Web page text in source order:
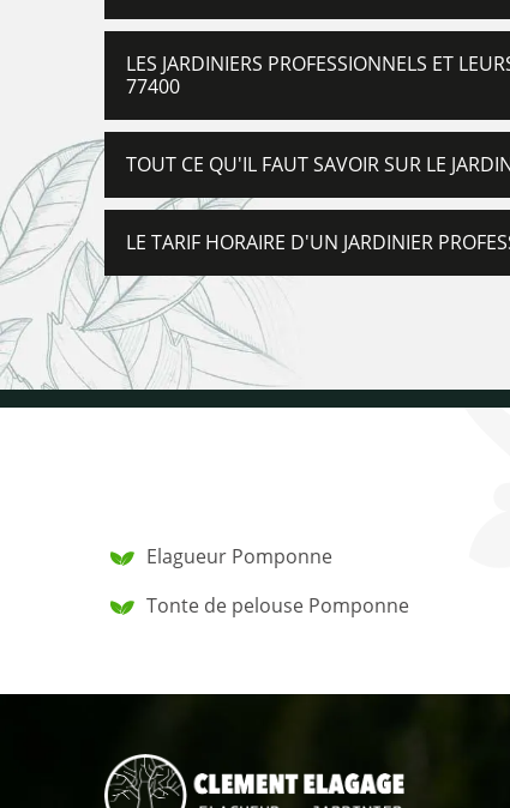
LES JARDINIERS PROFESSIONNELS ET
77400
TOUT CE QU'IL FAUT SAVOIR SUR LE
LE TARIF HORAIRE D'UN JARDINIER
Elagueur Pomponne
Tonte de pelouse Pomponne